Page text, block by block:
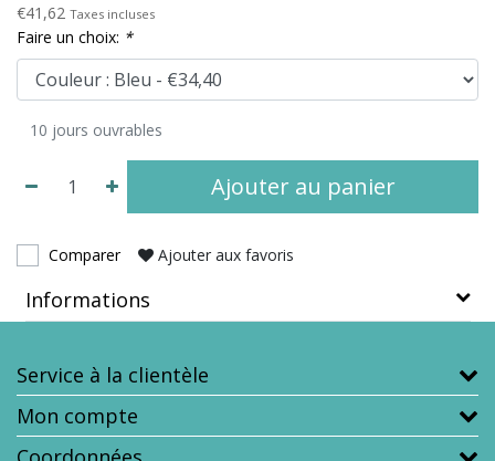
€41,62 Taxes incluses
Faire un choix: *
10 jours ouvrables
Ajouter au panier
Comparer Ajouter aux favoris
Informations
Service à la clientèle
Mon compte